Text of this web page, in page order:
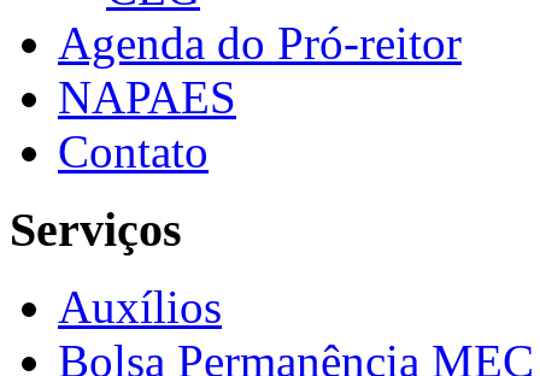
Agenda do Pró-reitor
NAPAES
Contato
Serviços
Auxílios
Bolsa Permanência MEC